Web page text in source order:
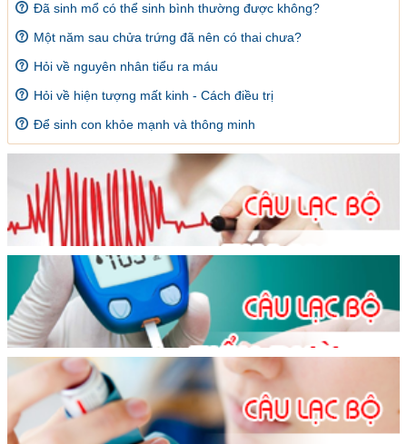
Đã sinh mổ có thể sinh bình thường được không?
Một năm sau chửa trứng đã nên có thai chưa?
Hỏi về nguyên nhân tiểu ra máu
Hỏi về hiện tượng mất kinh - Cách điều trị
Để sinh con khỏe mạnh và thông minh